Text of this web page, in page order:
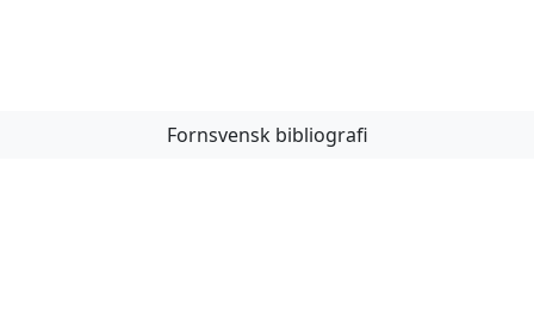
Fornsvensk bibliografi